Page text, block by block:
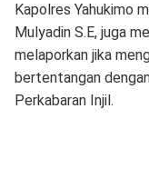
Kapolres Yahukimo
Mulyadin S.E, juga
melaporkan jika
bertentangan
Perkabaran Injil.